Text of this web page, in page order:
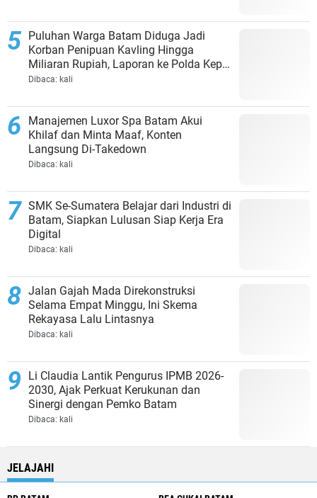
Puluhan Warga Batam Diduga Jadi
Korban Penipuan Kavling Hingga
Miliaran Rupiah, Laporan ke Polda Kepri
Jalan di Tempat?
Dibaca: kali
Manajemen Luxor Spa Batam Akui
Khilaf dan Minta Maaf, Konten
Langsung Di-Takedown
Dibaca: kali
SMK Se-Sumatera Belajar dari Industri di
Batam, Siapkan Lulusan Siap Kerja Era
Digital
Dibaca: kali
Jalan Gajah Mada Direkonstruksi
Selama Empat Minggu, Ini Skema
Rekayasa Lalu Lintasnya
Dibaca: kali
Li Claudia Lantik Pengurus IPMB 2026-
2030, Ajak Perkuat Kerukunan dan
Sinergi dengan Pemko Batam
Dibaca: kali
JELAJAHI